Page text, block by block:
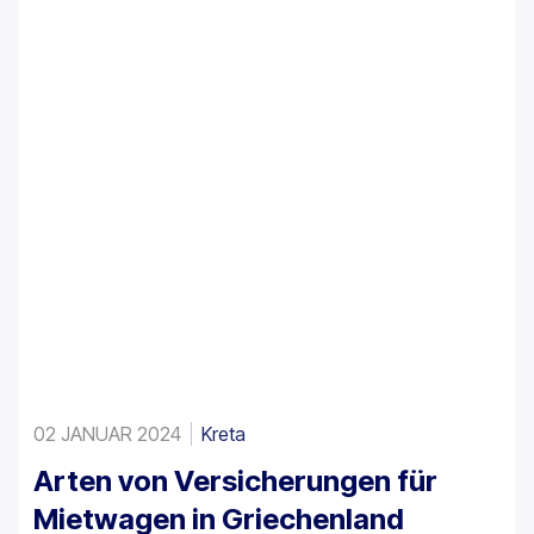
02 JANUAR 2024 Kreta
Arten von Versicherungen für
Mietwagen in Griechenland